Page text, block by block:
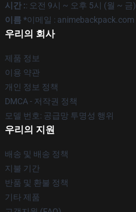
시간 :: 오전 9시 ~ 오후 5시 (월 ~ 금)
이름 *이메일 : animebackpack.com
우리의 회사
제품 정보
이용 약관
개인 정보 정책
DMCA - 저작권 정책
모델 번호: 공급망 투명성 행위
우리의 지원
배송 및 배송 정책
지불 기간
반품 및 환불 정책
기타 제품